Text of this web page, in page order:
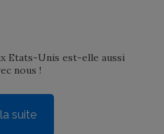
Etats-Unis est-elle aussi
nous !
suite